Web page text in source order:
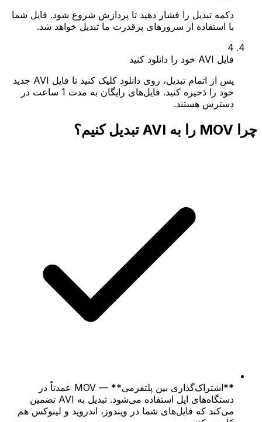
دکمه تبدیل را فشار دهید تا پردازش شروع شود. فایل شما
با استفاده از سرورهای پرقدرت ما تبدیل خواهد شد.
4
فایل AVI خود را دانلود کنید
پس از اتمام تبدیل، روی دانلود کلیک کنید تا فایل AVI جدید
خود را ذخیره کنید. فایل‌های رایگان به مدت 1 ساعت در
دسترس هستند.
چرا MOV را به AVI تبدیل کنیم؟
**اشتراک‌گذاری بین پلتفرمی** — MOV عمدتاً در
دستگاه‌های اپل استفاده می‌شود. تبدیل به AVI تضمین
می‌کند که فایل‌های شما در ویندوز، اندروید و لینوکس هم